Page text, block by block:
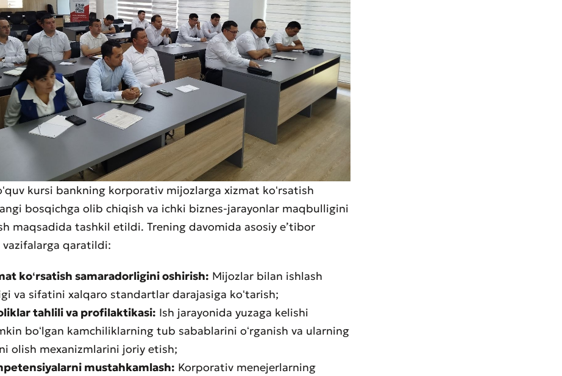
sifatini baholang
qoldirish
kursi bankning korporativ mijozlarga xizmat koʻrsatish
bosqichga olib chiqish va ichki biznes-jarayonlar maqbulligini
maqsadida tashkil etildi. Trening davomida asosiy eʼtibor
qaratildi:
koʻrsatish samaradorligini oshirish: Mijozlar bilan ishlash
va sifatini xalqaro standartlar darajasiga koʻtarish;
tahlili va profilaktikasi: Ish jarayonida yuzaga kelishi
boʻlgan kamchiliklarning tub sabablarini oʻrganish va ularning
olish mexanizmlarini joriy etish;
mustahkamlash: Korporativ menejerlarning